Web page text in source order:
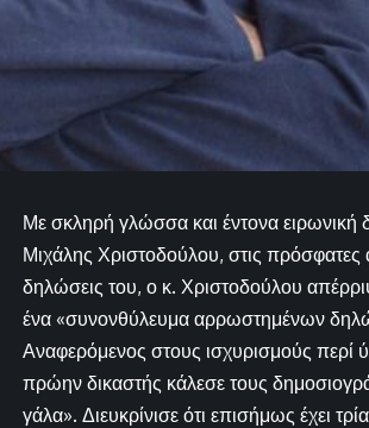
Με σκληρή γλώσσα και έντονα
Μιχάλης Χριστοδούλου, στις
δηλώσεις του, ο κ. Χριστοδούλου
ένα «συνονθύλευμα αρρωστημένων
Αναφερόμενος στους ισχυρισμούς
πρώην δικαστής κάλεσε τους
γάλα». Διευκρίνισε ότι επισήμως έχει